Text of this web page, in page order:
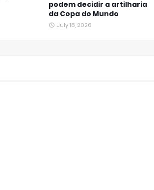
podem decidir a artilharia
da Copa do Mundo
July 18, 2026